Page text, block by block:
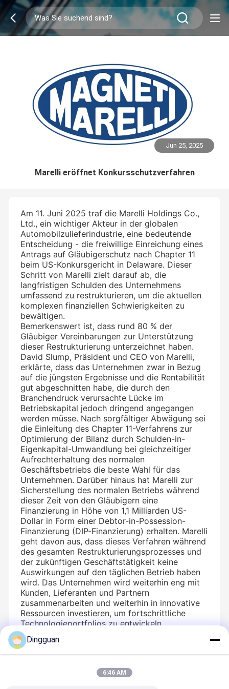
Jun 25, 2025
Marelli eröffnet Konkursschutzverfahren
Am 11. Juni 2025 traf die Marelli Holdings Co.,
Ltd., ein wichtiger Akteur in der globalen
Automobilzulieferindustrie, eine bedeutende
Entscheidung - die freiwillige Einreichung eines
Antrags auf Gläubigerschutz nach Chapter 11
beim US-Konkursgericht in Delaware. Dieser
Schritt von Marelli zielt darauf ab, die
langfristigen Schulden des Unternehmens
umfassend zu restrukturieren, um die aktuellen
komplexen finanziellen Schwierigkeiten zu
bewältigen.
Bemerkenswert ist, dass rund 80 % der
Gläubiger Vereinbarungen zur Unterstützung
dieser Restrukturierung unterzeichnet haben.
David Slump, Präsident und CEO von Marelli,
erklärte, dass das Unternehmen zwar in Bezug
auf die jüngsten Ergebnisse und die Rentabilität
gut abgeschnitten habe, die durch den
Branchendruck verursachte Lücke im
Betriebskapital jedoch dringend angegangen
werden müsse. Nach sorgfältiger Abwägung sei
die Einleitung des Chapter 11-Verfahrens zur
Optimierung der Bilanz durch Schulden-in-
Eigenkapital-Umwandlung bei gleichzeitiger
Aufrechterhaltung des normalen
Geschäftsbetriebs die beste Wahl für das
Unternehmen. Darüber hinaus hat Marelli zur
Sicherstellung des normalen Betriebs während
dieser Zeit von den Gläubigern eine
Finanzierung in Höhe von 1,1 Milliarden US-
Dollar in Form einer Debtor-in-Possession-
Finanzierung (DIP-Finanzierung) erhalten. Marelli
geht davon aus, dass dieses Verfahren während
des gesamten Restrukturierungsprozesses und
der zukünftigen Geschäftstätigkeit keine
Auswirkungen auf den täglichen Betrieb haben
wird. Das Unternehmen wird weiterhin eng mit
Kunden, Lieferanten und Partnern
zusammenarbeiten und weiterhin in innovative
Ressourcen investieren, um fortschrittliche
Technologieportfolios zu entwickeln.
Dingguan
6:46 AM